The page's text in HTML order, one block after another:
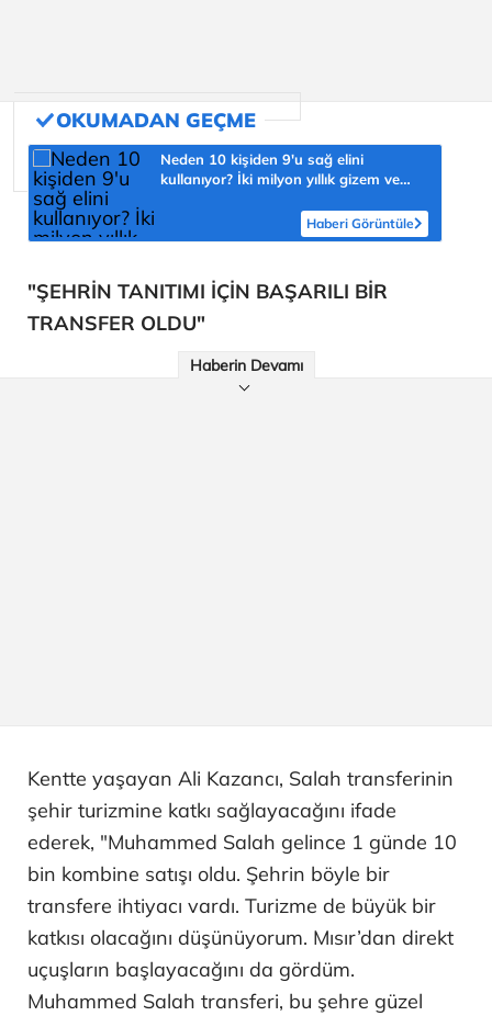
Neden 10 kişiden 9'u sağ elini
kullanıyor? İki milyon yıllık gizem ve
Haberi Görüntüle
"ŞEHRİN TANITIMI İÇİN BAŞARILI BİR
TRANSFER OLDU"
Haberin Devamı
Kentte yaşayan Ali Kazancı, Salah transferinin
şehir turizmine katkı sağlayacağını ifade
ederek, "Muhammed Salah gelince 1 günde 10
bin kombine satışı oldu. Şehrin böyle bir
transfere ihtiyacı vardı. Turizme de büyük bir
katkısı olacağını düşünüyorum. Mısır’dan direkt
uçuşların başlayacağını da gördüm.
Muhammed Salah transferi, bu şehre güzel